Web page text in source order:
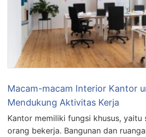
Macam-macam Interior Kantor
Mendukung Aktivitas Kerja
Kantor memiliki fungsi khusus, yaitu
orang bekerja. Bangunan dan